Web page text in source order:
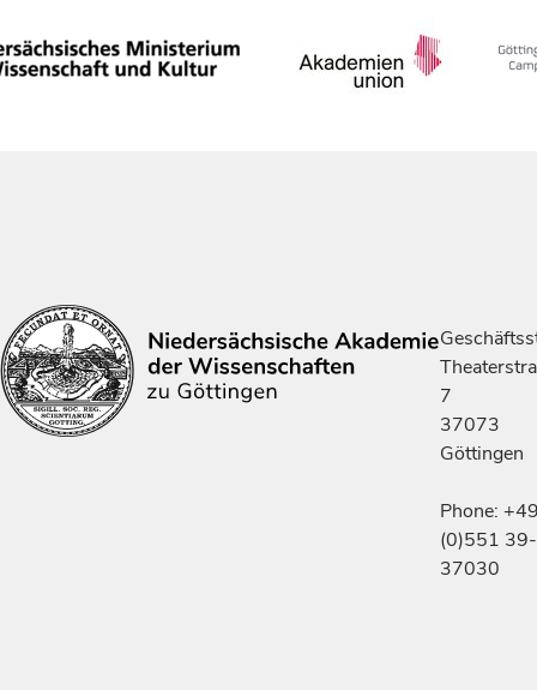
7
37073
Göttingen
Phone:
(0)551 39-
37030